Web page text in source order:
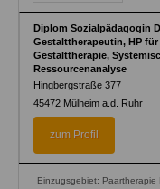
Diplom Sozialpädagogin
Gestalttherapeutin, HP
Gestalttherapie,
Ressourcenanalyse
Hingbergstraße 377
45472 Mülheim a.d. Ruhr
zum Profil
Einzugsgebiet: Paartherapie